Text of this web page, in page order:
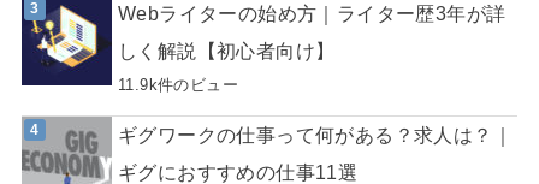
Webライターの始め方｜ライター歴3年が詳
しく解説【初心者向け】
11.9k件のビュー
ギグワークの仕事って何がある？求人は？｜
ギグにおすすめの仕事11選